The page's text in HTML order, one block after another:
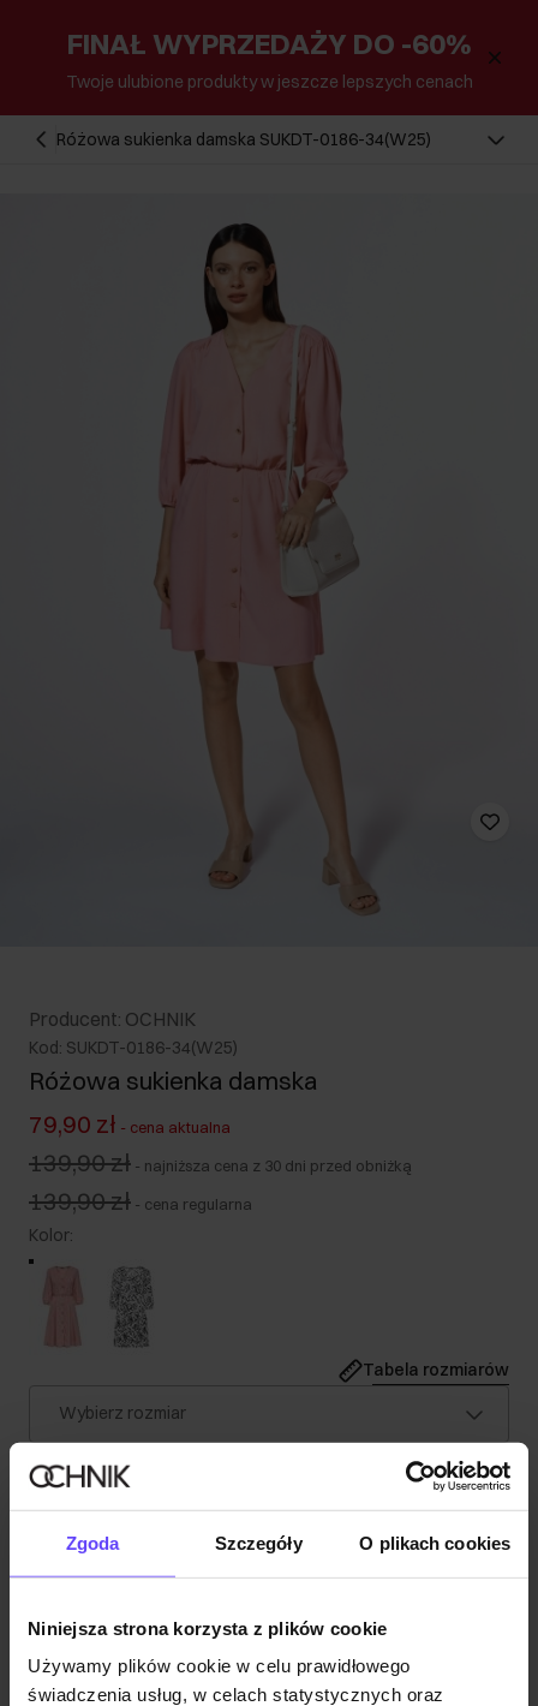
Zgoda Szczegóły O plikach cookies
Niniejsza strona korzysta z plików cookie
Używamy plików cookie w celu prawidłowego
świadczenia usług, w celach statystycznych oraz
FINAŁ WYPRZEDAŻY DO -60%
Twoje ulubione produkty w jeszcze lepszych cenach
Różowa sukienka damska SUKDT-0186-34(W25)
Producent: OCHNIK
Kod: SUKDT-0186-34(W25)
Różowa sukienka damska
79,90 zł - cena aktualna
139,90 zł - najniższa cena z 30 dni przed obniżką
139,90 zł - cena regularna
Kolor:
Tabela rozmiarów
Wybierz rozmiar
Wysyłka w 1 dzień roboczy
Opis produktu
Skład